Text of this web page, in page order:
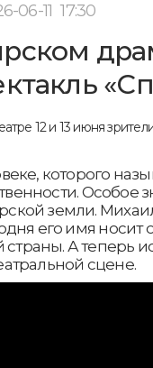
06-11 17:30
которого
Особое
земли.
его имя носит
А теперь
сцене.